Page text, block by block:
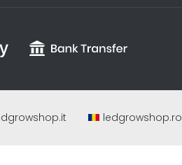
ledgrowshop.ro